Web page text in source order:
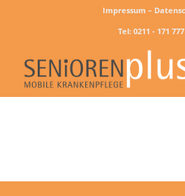
Impressum –
Tel: 0211 - 171